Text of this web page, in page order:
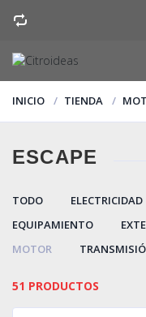
INICIO TIENDA
ESCAPE
TODO ELECTRICIDAD
EQUIPAMIENTO
MOTOR
51 PRODUCTOS